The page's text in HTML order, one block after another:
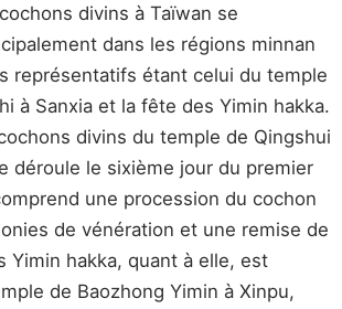
divins à Taïwan se
dans les régions minnan
représentatifs étant celui du temple
à Sanxia et la fête des Yimin hakka.
divins du temple de Qingshui
déroule le sixième jour du premier
une procession du cochon
de vénération et une remise de
Yimin hakka, quant à elle, est
de Baozhong Yimin à Xinpu,